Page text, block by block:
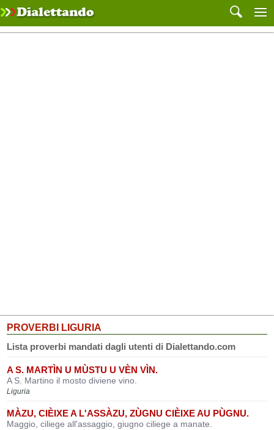
PROVERBI LIGURIA
Lista proverbi mandati dagli utenti di Dialettando.com
A S. MARTÌN U MÙSTU U VÈN VÌN.
A S. Martino il mosto diviene vino.
Liguria
MÀZU, CIÈIXE A L'ASSÀZU, ZÙGNU CIÈIXE AU PÙGNU.
Maggio, ciliege all'assaggio, giugno ciliege a manate.